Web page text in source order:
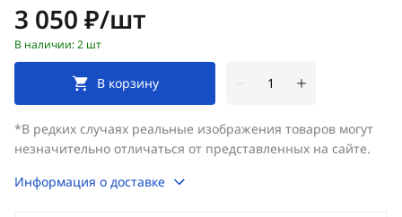
Цена:
3 050 ₽/шт
В наличии: 2 шт
В корзину
*В редких случаях реальные изображения товаров могут
незначительно отличаться от представленных на сайте.
Информация о доставке